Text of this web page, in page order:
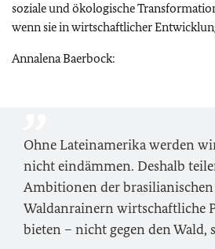
soziale und ökologische
wenn sie in wirtschaftlicher
Annalena Baerbock:
Ohne Lateinamerika werden
nicht eindämmen. Deshalb
Ambitionen der brasilianischen
Waldanrainern wirtschaftliche
bieten – nicht gegen den